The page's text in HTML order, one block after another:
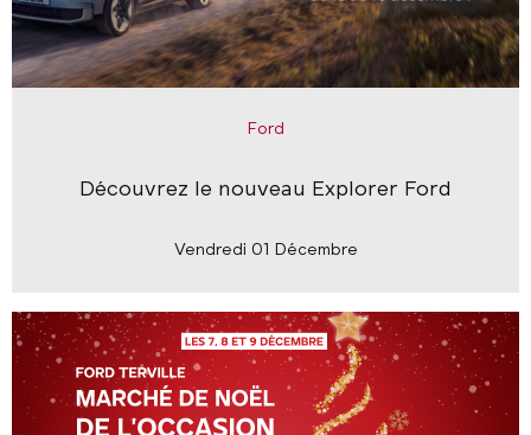
Ford
Découvrez le nouveau Explorer Ford
Vendredi 01 Décembre